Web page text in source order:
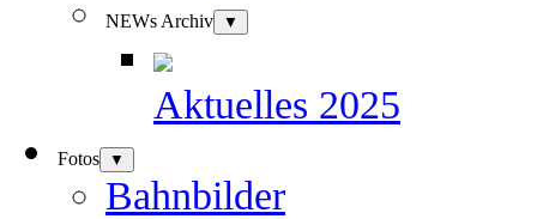
NEWs Archiv ▼
Aktuelles 2025
Fotos ▼
Bahnbilder